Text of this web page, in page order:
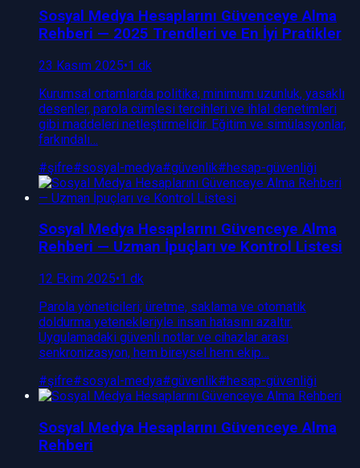
Sosyal Medya Hesaplarını Güvenceye Alma
Rehberi — 2025 Trendleri ve En İyi Pratikler
23 Kasım 2025•1 dk
Kurumsal ortamlarda politika; minimum uzunluk, yasaklı
desenler, parola cümlesi tercihleri ve ihlal denetimleri
gibi maddeleri netleştirmelidir. Eğitim ve simülasyonlar,
farkındalı…
#şifre#sosyal-medya#güvenlik#hesap-güvenliği
Sosyal Medya Hesaplarını Güvenceye Alma
Rehberi — Uzman İpuçları ve Kontrol Listesi
12 Ekim 2025•1 dk
Parola yöneticileri; üretme, saklama ve otomatik
doldurma yetenekleriyle insan hatasını azaltır.
Uygulamadaki güvenli notlar ve cihazlar arası
senkronizasyon, hem bireysel hem ekip…
#şifre#sosyal-medya#güvenlik#hesap-güvenliği
Sosyal Medya Hesaplarını Güvenceye Alma
Rehberi